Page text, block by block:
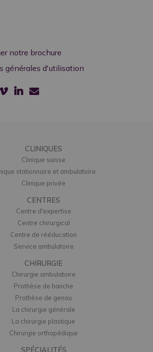
notre brochure
générales d'utilisation
CLINIQUES
Clinique suisse
stationnaire et ambulatoire
Clinique privée
CENTRES
Centre d'expertise
Centre chirurgical
Centre de rééducation
Service ambulatoire
CHIRURGIE
Chirurgie ambulatoire
Prothèse de hanche
Prothèse de genou
La chirurgie générale
La chirurgie plastique
Chirurgie orthopédique
SPÉCIALITÉS